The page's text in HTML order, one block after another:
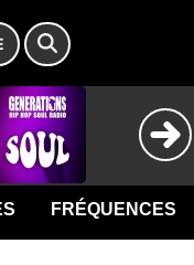
FRÉQUENCES